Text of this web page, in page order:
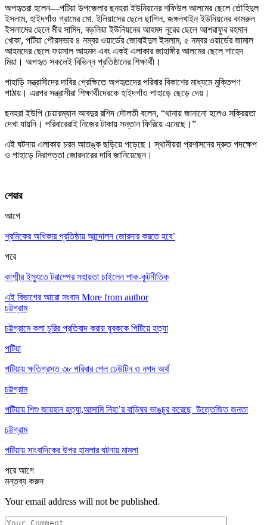
অপহৃতরা হলেন—পটিয়া উপজেলার ছনহরা ইউনিয়নের শফিউল আলমের ছেলে তৌহিদুল
ইসলাম, হাইদগাঁও গ্রামের মো. ইলিয়াসের ছেলে ছাগিল, জঙ্গলখাইন ইউনিয়নের কামরুল
ইসলামের ছেলে মীর সামিদ, বড়লিয়া ইউনিয়নের আহমদ নূরের ছেলে আশরাফুর রহমান
খোকা, পটিয়া পৌরসভার ৪ নম্বর ওয়ার্ডের জোবাইদুল ইসলাম, ৫ নম্বর ওয়ার্ডের জামাল
আহমদের ছেলে ফয়সাল আহমদ এবং একই এলাকার জাহাঙ্গীর আলমের ছেলে শাহেদ
মিয়া। অপহৃত সকলেই বিভিন্ন প্রতিষ্ঠানের শিক্ষার্থী।
পাহাড়ি সন্ত্রাসীদের দাবির প্রেক্ষিতে অপহৃতদের পরিবার বিকাশের মাধ্যমে মুক্তিপণ
পাঠায়। এরপর সন্ত্রাসীরা শিক্ষার্থীদেরকে হাইদগাঁও পাহাড়ে ছেড়ে দেয়।
ছনহরা ইউপি চেয়ারম্যান আবদুর রশিদ দৌলতী বলেন, “থানায় জানানো হলেও সক্রিয়তা
দেখা যায়নি। পরিবারেরাই নিজের টাকায় সন্তান ফিরিয়ে এনেছে।”
এই ঘটনায় এলাকায় চরম আতঙ্ক ছড়িয়ে পড়েছে। স্থানীয়রা প্রশাসনের দ্রুত পদক্ষেপ
ও পাহাড়ে নিরাপত্তা জোরদারের দাবি জানিয়েছেন।
শেয়ার
আগে
শ্রমিকের অধিকার প্রতিষ্ঠায় আন্দোলন জোরদার করতে হবে’
পরে
কাশ্মীর ইস্যুতে ট্রাম্পের সহায়তা চাইলেন পাক-কূটনীতিক
এই বিভাগের আরো সংবাদ More from author
চট্টগ্রাম
চট্টগ্রামে কলা চুরির প্রতিবাদ করায় যুবককে পিটিয়ে হত্যা
পটিয়া
পটিয়ায় ক্ষতিগ্রস্ত ৩৮ পরিবার পেল ঢেউটিন ও নগদ অর্থ
চট্টগ্রাম
পটিয়ায় শিশু জায়হান হত্যা,আসামি নিহা’র বাড়িঘর ভাঙচুর করেছে উত্তেজিত জনতা
চট্টগ্রাম
পটিয়ায় সাংবাদিকের উপর হামলার ঘটনায় মামলা
পরেআগে
মন্তব্য করুন
Your email address will not be published.